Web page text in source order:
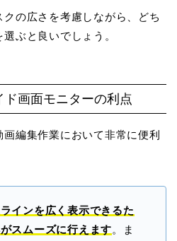
の広さを考慮しながら、どち
ぶと良いでしょう。
画面モニターの利点
編集作業において非常に便利
インを広く表示できるた
スムーズに行えます。ま